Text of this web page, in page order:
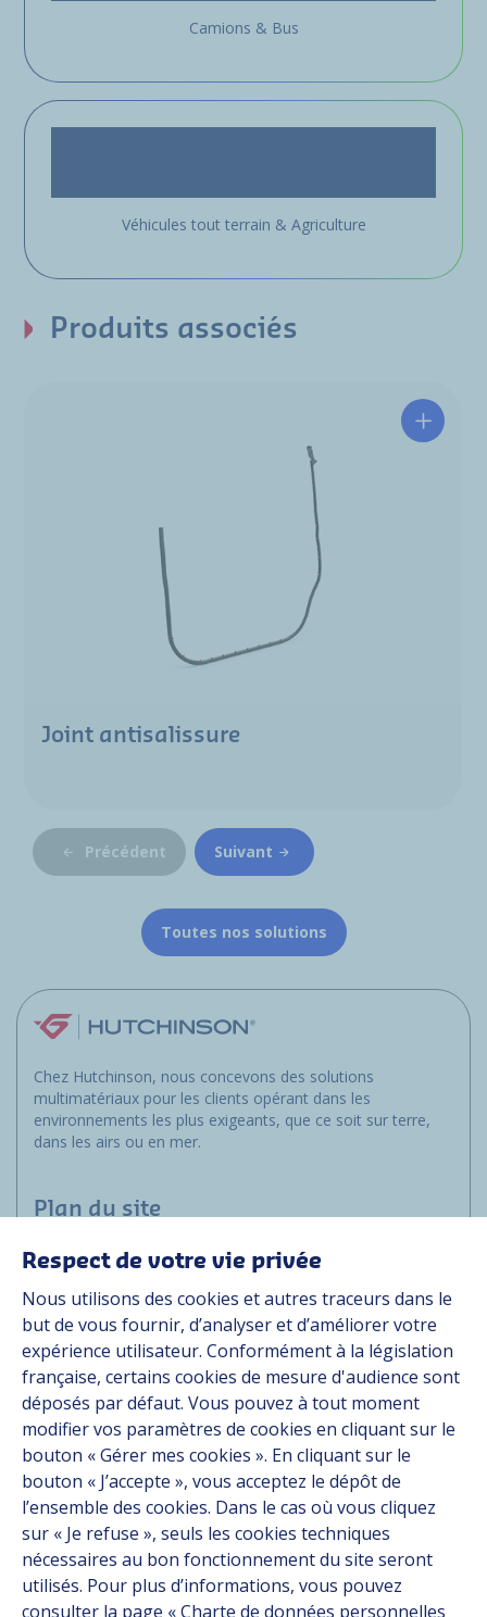
Camions & Bus
Véhicules tout terrain & Agriculture
Produits associés
Joint antisalissure
Précédent Suivant
Toutes nos solutions
Chez Hutchinson, nous concevons des solutions
multimatériaux pour les clients opérant dans les
environnements les plus exigeants, que ce soit sur terre,
dans les airs ou en mer.
Plan du site
Applications
Solutions
Ressources
À propos
Carrière
Contact
Suivez-nous
Linkedin
Instagram
Respect de votre vie privée
Nous utilisons des cookies et autres traceurs dans le
but de vous fournir, d’analyser et d’améliorer votre
expérience utilisateur. Conformément à la législation
française, certains cookies de mesure d'audience sont
déposés par défaut. Vous pouvez à tout moment
modifier vos paramètres de cookies en cliquant sur le
bouton « Gérer mes cookies ». En cliquant sur le
bouton « J’accepte », vous acceptez le dépôt de
l’ensemble des cookies. Dans le cas où vous cliquez
sur « Je refuse », seuls les cookies techniques
nécessaires au bon fonctionnement du site seront
utilisés. Pour plus d’informations, vous pouvez
consulter la page « Charte de données personnelles